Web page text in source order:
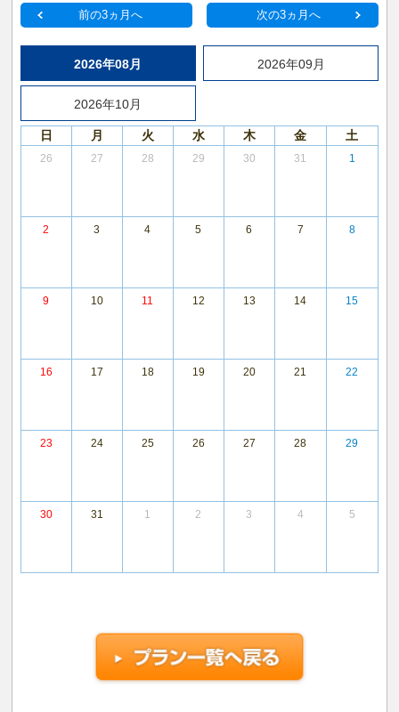
前の3ヵ月へ 次の3ヵ月へ
2026年08月 2026年09月
2026年10月
日 月 火 水 木 金 土
26 27 28 29 30 31 1
2 3 4 5 6 7 8
9 10 11 12 13 14 15
16 17 18 19 20 21 22
23 24 25 26 27 28 29
30 31 1 2 3 4 5